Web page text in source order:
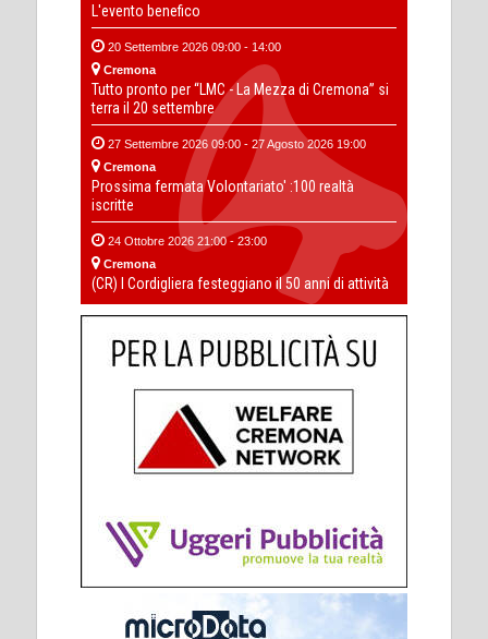
L'evento benefico
20 Settembre 2026 09:00 - 14:00
Cremona
Tutto pronto per “LMC - La Mezza di Cremona” si
terra il 20 settembre
27 Settembre 2026 09:00 - 27 Agosto 2026 19:00
Cremona
Prossima fermata Volontariato' :100 realtà
iscritte
24 Ottobre 2026 21:00 - 23:00
Cremona
(CR) I Cordigliera festeggiano il 50 anni di attività